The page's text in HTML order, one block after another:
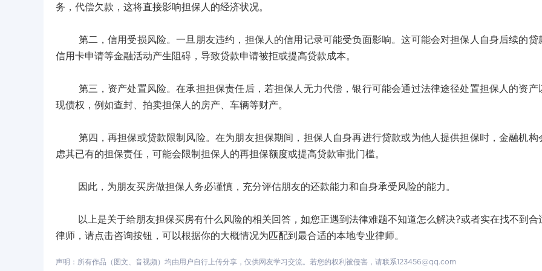
务，代偿欠款，这将直接影响担保人的经济状况。
第二，信用受损风险。一旦朋友违约，担保人的信用记录可能受负面影响。这可能会对担保人自身后续的贷
信用卡申请等金融活动产生阻碍，导致贷款申请被拒或提高贷款成本。
第三，资产处置风险。在承担担保责任后，若担保人无力代偿，银行可能会通过法律途径处置担保人的资产
现债权，例如查封、拍卖担保人的房产、车辆等财产。
第四，再担保或贷款限制风险。在为朋友担保期间，担保人自身再进行贷款或为他人提供担保时，金融机构
虑其已有的担保责任，可能会限制担保人的再担保额度或提高贷款审批门槛。
因此，为朋友买房做担保人务必谨慎，充分评估朋友的还款能力和自身承受风险的能力。
以上是关于给朋友担保买房有什么风险的相关回答，如您正遇到法律难题不知道怎么解决?或者实在找不到合
律师，请点击咨询按钮，可以根据你的大概情况为匹配到最合适的本地专业律师。
声明：所有作品（图文、音视频）均由用户自行上传分享，仅供网友学习交流。若您的权利被侵害，请联系123456@qq.com